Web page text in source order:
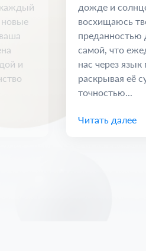
и
дожде и
восхищаюсь
преданностью
самой, что
нас через язык
раскрывая её
точностью...
Читать далее